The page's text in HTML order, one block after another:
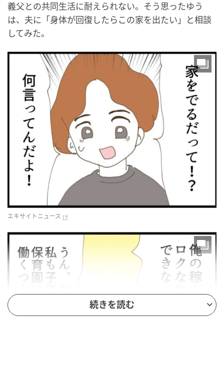
義父との共同生活に耐えられない。そう思ったゆう
は、夫に「身体が回復したらこの家を出たい」と相談
してみた。
エキサイトニュース
続きを読む